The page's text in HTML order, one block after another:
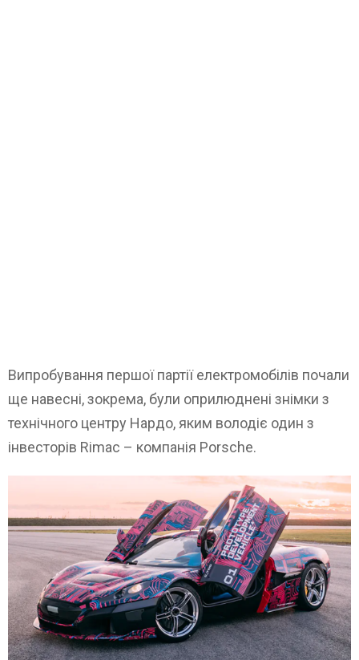
Випробування першої партії електромобілів почали
ще навесні, зокрема, були оприлюднені знімки з
технічного центру Нардо, яким володіє один з
інвесторів Rimac – компанія Porsche.